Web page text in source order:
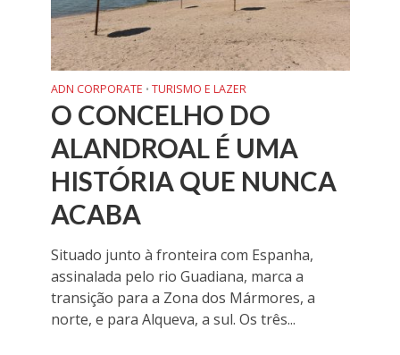
ADN CORPORATE • TURISMO E LAZER
O CONCELHO DO
ALANDROAL É UMA
HISTÓRIA QUE NUNCA
ACABA
Situado junto à fronteira com Espanha,
assinalada pelo rio Guadiana, marca a
transição para a Zona dos Mármores, a
norte, e para Alqueva, a sul. Os três...